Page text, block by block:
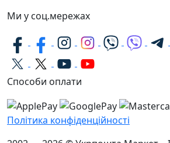
Ми у соц.мережах
Способи оплати
Політика конфіденційності